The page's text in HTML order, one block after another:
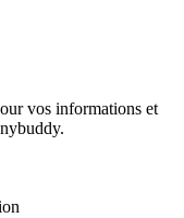
vos informations et